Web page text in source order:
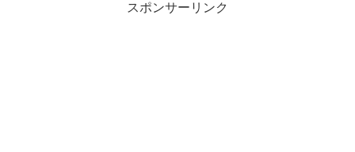
スポンサーリンク